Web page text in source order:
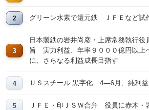
グリーン水素で還元鉄 ＪＦＥなど試
日本製鉄の岩井尚彦・上席常務執行役
旨 実力利益、年率９０００億円以
に、さらなる利益成長目指す
ＵＳスチール 黒字化 4―6月、純利益
ＪＦＥ・印ＪＳＷ合弁 役員に赤木・